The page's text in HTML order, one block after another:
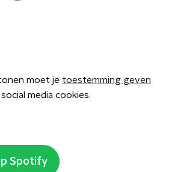
moet je toestemming geven
media cookies.
Spotify